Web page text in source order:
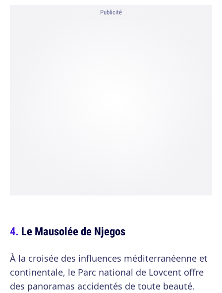
Publicité
Le Mausolée de Njegos
À la croisée des influences méditerranéenne et
continentale, le Parc national de Lovcent offre
des panoramas accidentés de toute beauté.